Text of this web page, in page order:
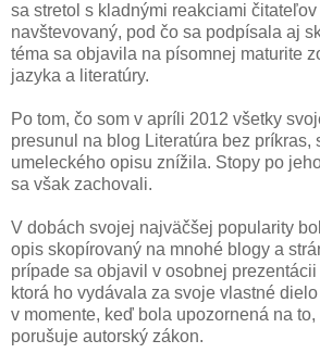
sa stretol s kladnými reakciami
navštevovaný, pod čo sa podpísala aj
téma sa objavila na písomnej maturite
jazyka a literatúry.
Po tom, čo som v apríli 2012 všetky
presunul na blog Literatúra bez príkras,
umeleckého opisu znížila. Stopy po
sa však zachovali.
V dobách svojej najväčšej popularity
opis skopírovaný na mnohé blogy a
prípade sa objavil v osobnej
ktorá ho vydávala za svoje vlastné
v momente, keď bola upozornená na
porušuje autorský zákon.